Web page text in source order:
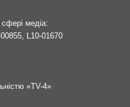
сфері медіа:
L10-01670
«TV-4»